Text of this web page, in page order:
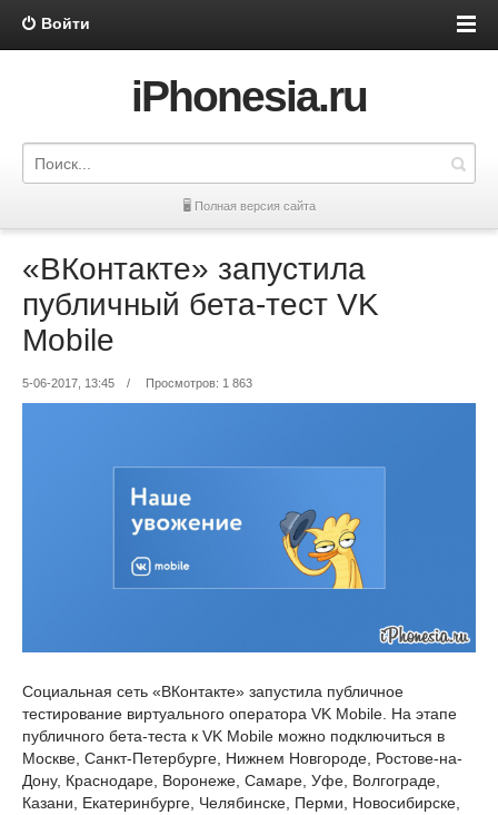
Войти
iPhonesia.ru
🖥 Полная версия сайта
«ВКонтакте» запустила
публичный бета-тест VK
Mobile
5-06-2017, 13:45 / Просмотров: 1 863
Социальная сеть «ВКонтакте» запустила публичное
тестирование виртуального оператора VK Mobile. На этапе
публичного бета-теста к VK Mobile можно подключиться в
Москве, Санкт-Петербурге, Нижнем Новгороде, Ростове-на-
Дону, Краснодаре, Воронеже, Самаре, Уфе, Волгограде,
Казани, Екатеринбурге, Челябинске, Перми, Новосибирске,